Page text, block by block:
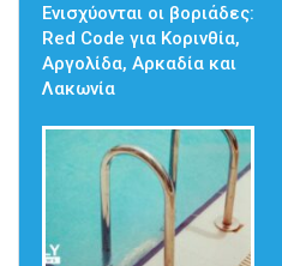
Ενισχύονται οι βοριάδες:
Red Code για Κορινθία,
Αργολίδα, Αρκαδία και
Λακωνία